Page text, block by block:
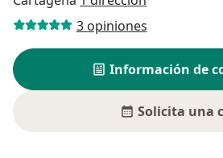
3 opiniones
Información de
Solicita una